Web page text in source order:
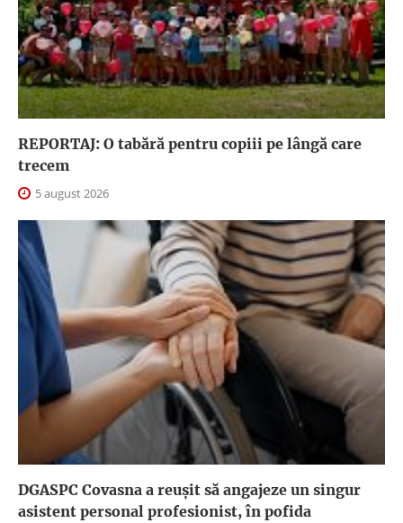
REPORTAJ: O tabără pentru copiii pe lângă care
trecem
5 august 2026
DGASPC Covasna a reuşit să angajeze un singur
asistent personal profesionist, în pofida